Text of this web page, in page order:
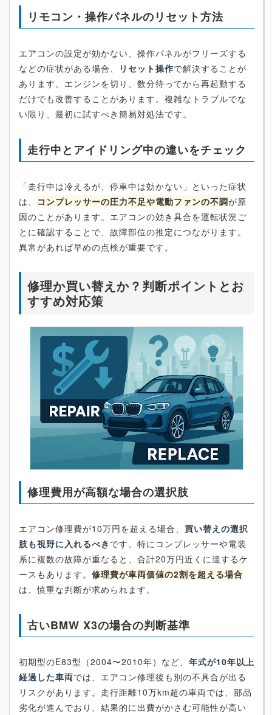
リモコン・操作パネルのリセット方法
エアコンの設定が効かない、操作パネルがフリーズする
などの症状がある場合、
リセット操作で解決することが
あります。エンジンを切り、数分待ってから再起動する
だけでも改善することがあります。複雑なトラブルでな
い限り、最初に試すべき簡易対処法です。
走行中とアイドリング中の違いをチェック
「走行中は冷えるが、停車中は効かない」といった症状
は、 コンプレッサーの圧力不足や電動ファンの不調が原
因のことがあります。エアコンの効き具合を運転状況ご
とに確認することで、故障部位の推定につながります。
異常があれば早めの点検が重要です。
修理か買い替えか？判断ポイントとお
すすめ対応策
修理費用が高額な場合の選択肢
エアコン修理費が10万円を超える場合、 買い替えの選択
肢も視野に入れるべき です。特にコンプレッサーや電装
系に複数の故障が重なると、合計20万円近くに達するケ
ースもあります。 修理費が車両価値の2割を超える場合
は、慎重な判断が求められます。
古いBMW X3の場合の判断基準
初期型のE83型（2004〜2010年）など、 年式が10年以上
経過した車両では、エアコン修理後も別の不具合が出る
リスクがあります。走行距離10万km超の車両では、部品
劣化が進んでおり、結果的に出費がかさむ可能性が高い